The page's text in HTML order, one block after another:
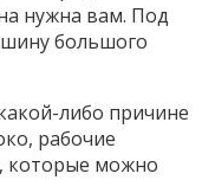
нужна вам. Под
большого
либо причине
рабочие
которые можно